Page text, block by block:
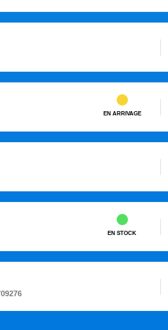
EN ARRIVAGE
EN STOCK